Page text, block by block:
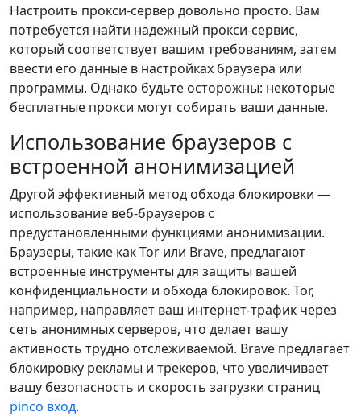
Настроить прокси-сервер довольно просто. Вам
потребуется найти надежный прокси-сервис,
который соответствует вашим требованиям, затем
ввести его данные в настройках браузера или
программы. Однако будьте осторожны: некоторые
бесплатные прокси могут собирать ваши данные.
Использование браузеров с
встроенной анонимизацией
Другой эффективный метод обхода блокировки —
использование веб-браузеров с
предустановленными функциями анонимизации.
Браузеры, такие как Tor или Brave, предлагают
встроенные инструменты для защиты вашей
конфиденциальности и обхода блокировок. Tor,
например, направляет ваш интернет-трафик через
сеть анонимных серверов, что делает вашу
активность трудно отслеживаемой. Brave предлагает
блокировку рекламы и трекеров, что увеличивает
вашу безопасность и скорость загрузки страниц
pinco вход.